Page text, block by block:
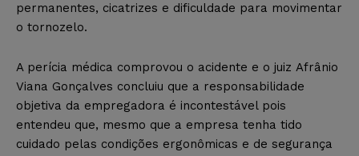
permanentes, cicatrizes e dificuldade para movimentar
o tornozelo.
A perícia médica comprovou o acidente e o juiz Afrânio
Viana Gonçalves concluiu que a responsabilidade
objetiva da empregadora é incontestável pois
entendeu que, mesmo que a empresa tenha tido
cuidado pelas condições ergonômicas e de segurança